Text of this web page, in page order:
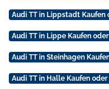
Audi TT in Lippstadt Kaufen
Audi TT in Lippe Kaufen
Audi TT in Steinhagen
Audi TT in Halle Kaufen